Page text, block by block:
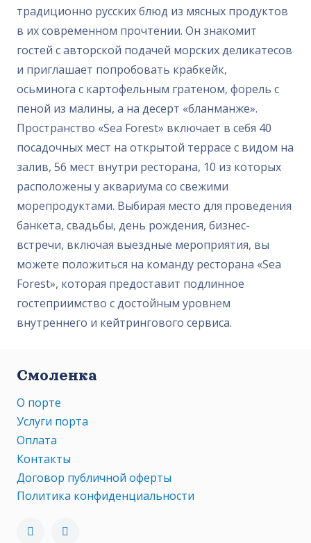
традиционно русских блюд из мясных продуктов
в их современном прочтении. Он знакомит
гостей с авторской подачей морских деликатесов
и приглашает попробовать крабкейк,
осьминога с картофельным гратеном, форель с
пеной из малины, а на десерт «бланманже».
Пространство «Sea Forest» включает в себя 40
посадочных мест на открытой террасе с видом на
залив, 56 мест внутри ресторана, 10 из которых
расположены у аквариума со свежими
морепродуктами. Выбирая место для проведения
банкета, свадьбы, день рождения, бизнес-
встречи, включая выездные мероприятия, вы
можете положиться на команду ресторана «Sea
Forest», которая предоставит подлинное
гостеприимство с достойным уровнем
внутреннего и кейтрингового сервиса.
Смоленка
О порте
Услуги порта
Оплата
Контакты
Договор публичной оферты
Политика конфиденциальности